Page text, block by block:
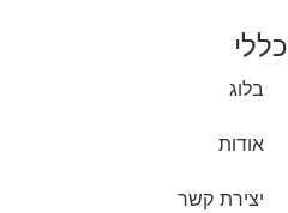
כללי
בלוג
אודות
יצירת קשר